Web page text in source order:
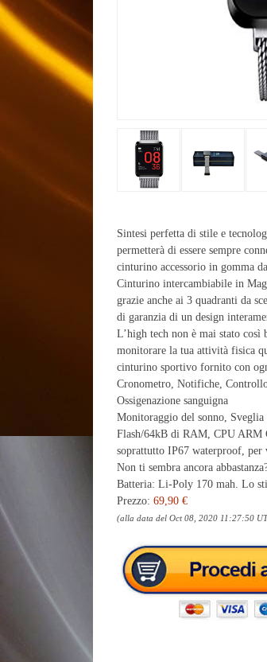
Sintesi perfetta di stile e
permetterà di essere sempre
cinturino accessorio in gomma
Cinturino intercambiabile in
grazie anche ai 3 quadranti da
di garanzia di un design
L’high tech non è mai stato
monitorare la tua attività fisica
cinturino sportivo fornito con
Cronometro, Notifiche,
Ossigenazione sanguigna
Monitoraggio del sonno,
Flash/64kB di RAM, CPU ARM
soprattutto IP67 waterproof,
Non ti sembra ancora
Batteria: Li-Poly 170 mah. Lo
Prezzo: 69,90 €
(alla data del Oct 08, 2020 11:27:50